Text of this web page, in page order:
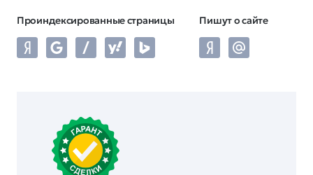
Проиндексированные страницы Пишут о сайте